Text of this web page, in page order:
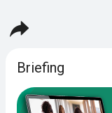
Briefing